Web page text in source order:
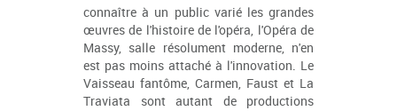
connaître à un public varié les grandes
œuvres de l'histoire de l'opéra, l'Opéra de
Massy, salle résolument moderne, n'en
est pas moins attaché à l'innovation. Le
Vaisseau fantôme, Carmen, Faust et La
Traviata sont autant de productions